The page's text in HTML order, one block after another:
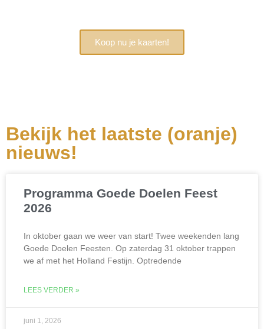
Koop nu je kaarten!
Bekijk het laatste (oranje)
nieuws!
Programma Goede Doelen Feest
2026
In oktober gaan we weer van start! Twee weekenden lang
Goede Doelen Feesten. Op zaterdag 31 oktober trappen
we af met het Holland Festijn. Optredende
LEES VERDER »
juni 1, 2026